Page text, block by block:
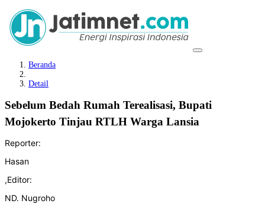
Beranda
Detail
Sebelum Bedah Rumah Terealisasi, Bupati
Mojokerto Tinjau RTLH Warga Lansia
Reporter:
Hasan
,Editor:
ND. Nugroho